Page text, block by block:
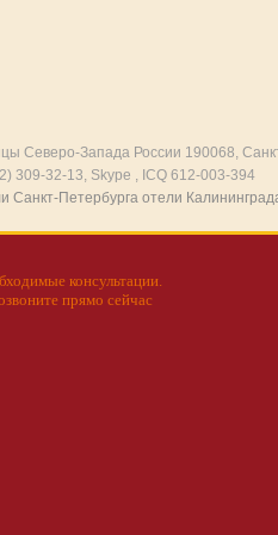
Северо-Запада России 190068,
309-32-13, Skype , ICQ 612-003-394
Санкт-Петербурга отели
консультации.
прямо сейчас